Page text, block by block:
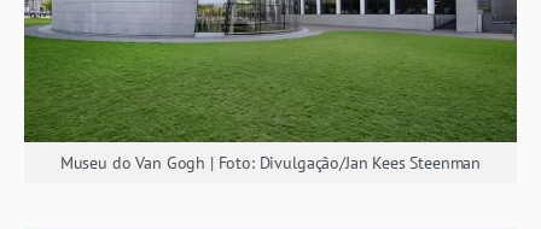
Museu do Van Gogh | Foto: Divulgação/Jan Kees Steenman